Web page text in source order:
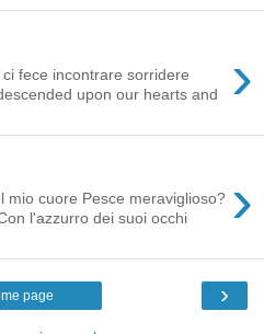
›
fece incontrare sorridere
upon our hearts and
›
mio cuore Pesce meraviglioso?
l'azzurro dei suoi occhi
›
page